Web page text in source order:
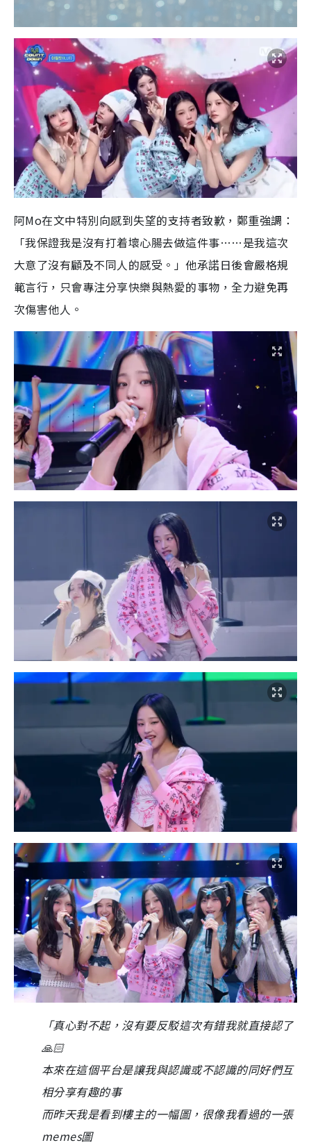
阿Mo在文中特別向感到失望的支持者致歉，鄭重強調：
「我保證我是沒有打着壞心腸去做這件事……是我這次
大意了沒有顧及不同人的感受。」他承諾日後會嚴格規
範言行，只會專注分享快樂與熱愛的事物，全力避免再
次傷害他人。
「真心對不起，沒有要反駁這次有錯我就直接認了
🙏🏻
本來在這個平台是讓我與認識或不認識的同好們互
相分享有趣的事
而昨天我是看到樓主的一幅圖，很像我看過的一張
memes圖